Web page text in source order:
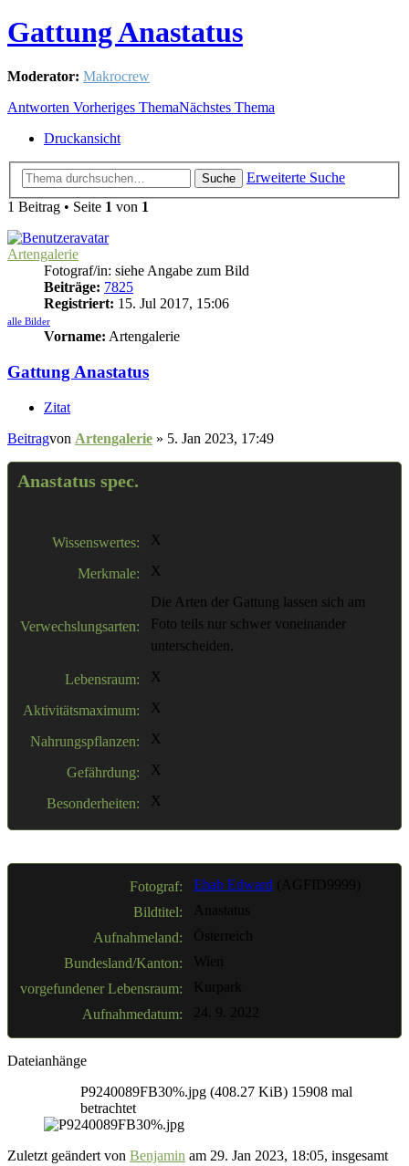
Gattung Anastatus
Moderator: Makrocrew
Antworten Vorheriges ThemaNächstes Thema
Druckansicht
Suche
Erweiterte Suche
1 Beitrag • Seite 1 von 1
Artengalerie
Fotograf/in: siehe Angabe zum Bild
Beiträge: 7825
Registriert: 15. Jul 2017, 15:06
alle Bilder
Vorname: Artengalerie
Gattung Anastatus
Zitat
Beitragvon Artengalerie » 5. Jan 2023, 17:49
Anastatus spec.
Wissenswertes: X
Merkmale: X
Verwechslungsarten:
Die Arten der Gattung lassen sich am
Foto teils nur schwer voneinander
unterscheiden.
Lebensraum: X
Aktivitätsmaximum: X
Nahrungspflanzen: X
Gefährdung: X
Besonderheiten: X
Fotograf: Ehab Edward (AGFID9999)
Bildtitel:
Anastatus
Aufnahmeland:
Österreich
Bundesland/Kanton:
Wien
vorgefundener Lebensraum:
Kurpark
Aufnahmedatum:
24. 9. 2022
Dateianhänge
P9240089FB30%.jpg (408.27 KiB) 15908 mal
betrachtet
Zuletzt geändert von Benjamin am 29. Jan 2023, 18:05, insgesamt